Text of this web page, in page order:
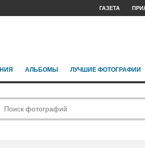
ГАЗЕТА
АЛЬБОМЫ ЛУЧШИЕ ФОТОГРАФИИ